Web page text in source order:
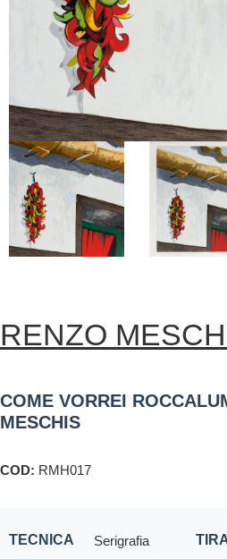
RENZO
COME VORREI
MESCHIS
COD: RMH017
TECNICA Serigrafia